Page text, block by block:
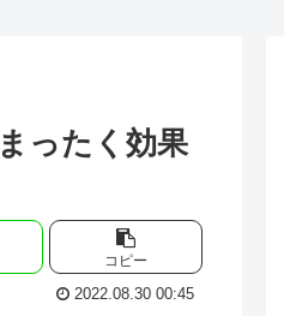
ったく効果
コピー
2022.08.30 00:45